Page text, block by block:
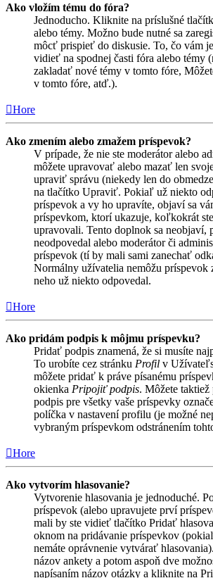
Ako vložím tému do fóra?
Jednoducho. Kliknite na príslušné
alebo témy. Možno bude nutné sa
môcť prispieť do diskusie. To, čo vám
vidieť na spodnej časti fóra alebo témy
zakladať nové témy v tomto fóre,
v tomto fóre, atď.).
Hore
Ako zmením alebo zmažem príspevok?
V prípade, že nie ste moderátor alebo
môžete upravovať alebo mazať len
upraviť správu (niekedy len do
na tlačítko Upraviť. Pokiaľ už niekto
príspevok a vy ho upravíte, objaví sa
príspevkom, ktorí ukazuje, koľkokrát
upravovali. Tento doplnok sa
neodpovedal alebo moderátor či
príspevok (tí by mali sami zanechať
Normálny užívatelia nemôžu príspevok
neho už niekto odpovedal.
Hore
Ako pridám podpis k môjmu príspevku?
Pridať podpis znamená, že si musíte
To urobíte cez stránku Profil v
môžete pridať k práve písanému
okienka Pripojiť podpis. Môžete
podpis pre všetky vaše príspevky
políčka v nastavení profilu (je možné
vybraným príspevkom odstránením
Hore
Ako vytvorím hlasovanie?
Vytvorenie hlasovania je jednoduché.
príspevok (alebo upravujete prví
mali by ste vidieť tlačítko Pridať
oknom na pridávanie príspevkov
nemáte oprávnenie vytvárať
názov ankety a potom aspoň dve
napísaním názov otázky a kliknite na